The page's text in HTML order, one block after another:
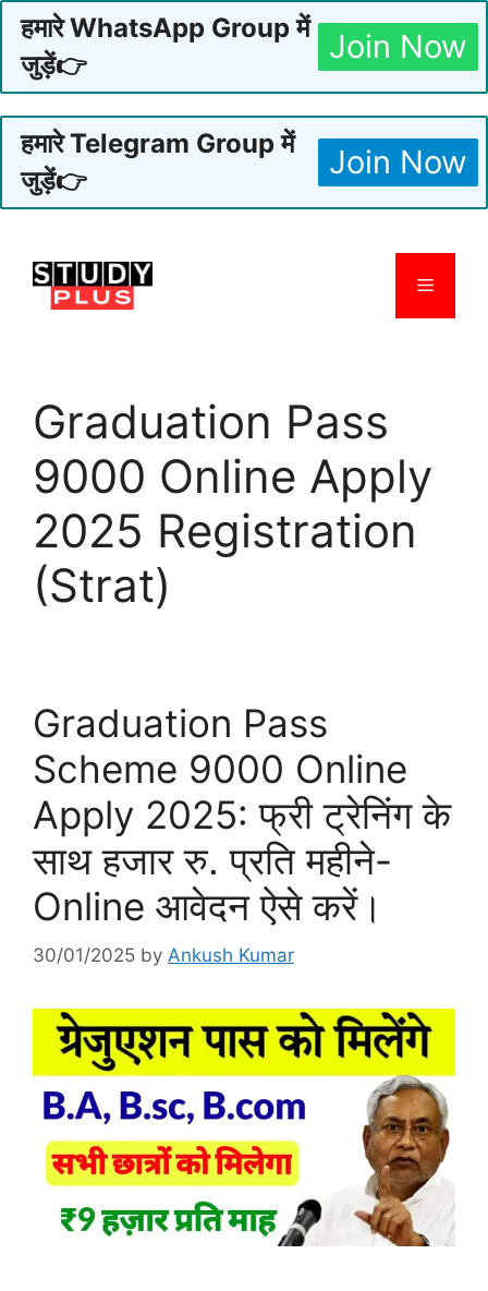
हमारे WhatsApp Group में
जुड़ें👉
Join Now
हमारे Telegram Group में
जुड़ें👉
Join Now
content
Menu
Graduation Pass
9000 Online Apply
2025 Registration
(Strat)
Graduation Pass
Scheme 9000 Online
Apply 2025: फ्री ट्रेनिंग के
साथ हजार रु. प्रति महीने-
Online आवेदन ऐसे करें।
30/01/2025 by Ankush Kumar